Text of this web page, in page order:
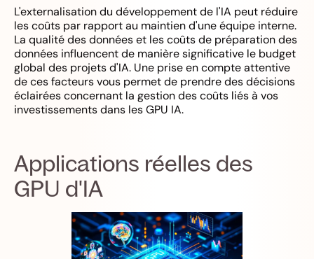
L'externalisation du développement de l'IA peut réduire
les coûts par rapport au maintien d'une équipe interne.
La qualité des données et les coûts de préparation des
données influencent de manière significative le budget
global des projets d'IA. Une prise en compte attentive
de ces facteurs vous permet de prendre des décisions
éclairées concernant la gestion des coûts liés à vos
investissements dans les GPU IA.
Applications réelles des
GPU d'IA